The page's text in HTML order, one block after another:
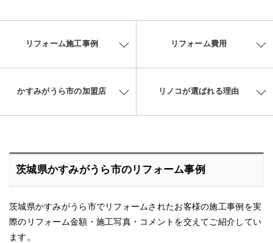
リフォーム施工事例 リフォーム費用
かすみがうら市の加盟店 リノコが選ばれる理由
茨城県かすみがうら市のリフォーム事例
茨城県かすみがうら市でリフォームされたお客様の施工事例を実
際のリフォーム金額・施工写真・コメントを交えてご紹介してい
ます。